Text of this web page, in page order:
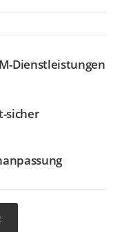
Dienstleistungen
sicher